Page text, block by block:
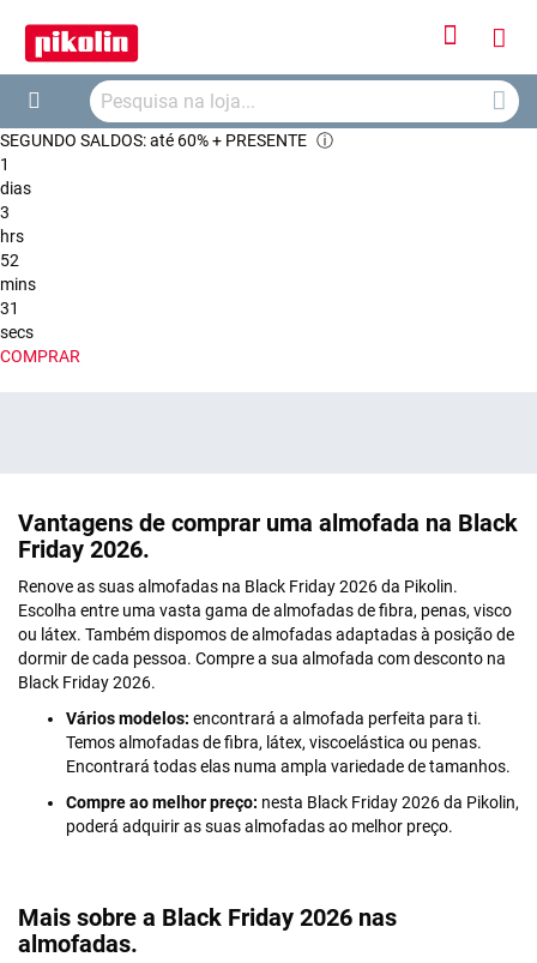
Iniciar
Meu
Search
SEGUNDO SALDOS: até 60% + PRESENTE ⓘ
1
dias
3
hrs
52
mins
31
secs
COMPRAR
Vantagens de comprar uma almofada na Black
Friday 2026.
Renove as suas almofadas na Black Friday 2026 da Pikolin.
Escolha entre uma vasta gama de almofadas de fibra, penas, visco
ou látex. Também dispomos de almofadas adaptadas à posição de
dormir de cada pessoa. Compre a sua almofada com desconto na
Black Friday 2026.
Vários modelos: encontrará a almofada perfeita para ti.
Temos almofadas de fibra, látex, viscoelástica ou penas.
Encontrará todas elas numa ampla variedade de tamanhos.
Compre ao melhor preço: nesta Black Friday 2026 da Pikolin,
poderá adquirir as suas almofadas ao melhor preço.
Mais sobre a Black Friday 2026 nas
almofadas.